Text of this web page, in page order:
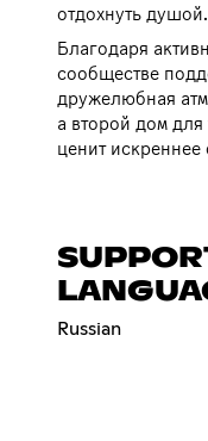
отдохнуть душой.
Благодаря
сообществе
дружелюбная
а второй дом
ценит
Russian